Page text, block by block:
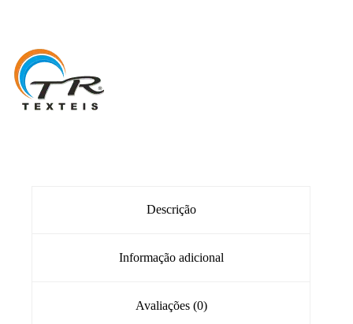
Descrição
Informação adicional
Avaliações (0)